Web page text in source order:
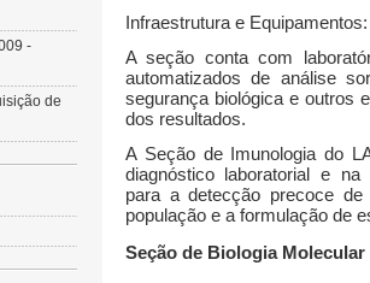
Infraestrutura e Equipamentos:
A seção conta com
automatizados de análise
segurança biológica e outros
dos resultados.
A Seção de Imunologia do
diagnóstico laboratorial e na
para a detecção precoce
população e a formulação de
Seção de Biologia Molecular
-
de